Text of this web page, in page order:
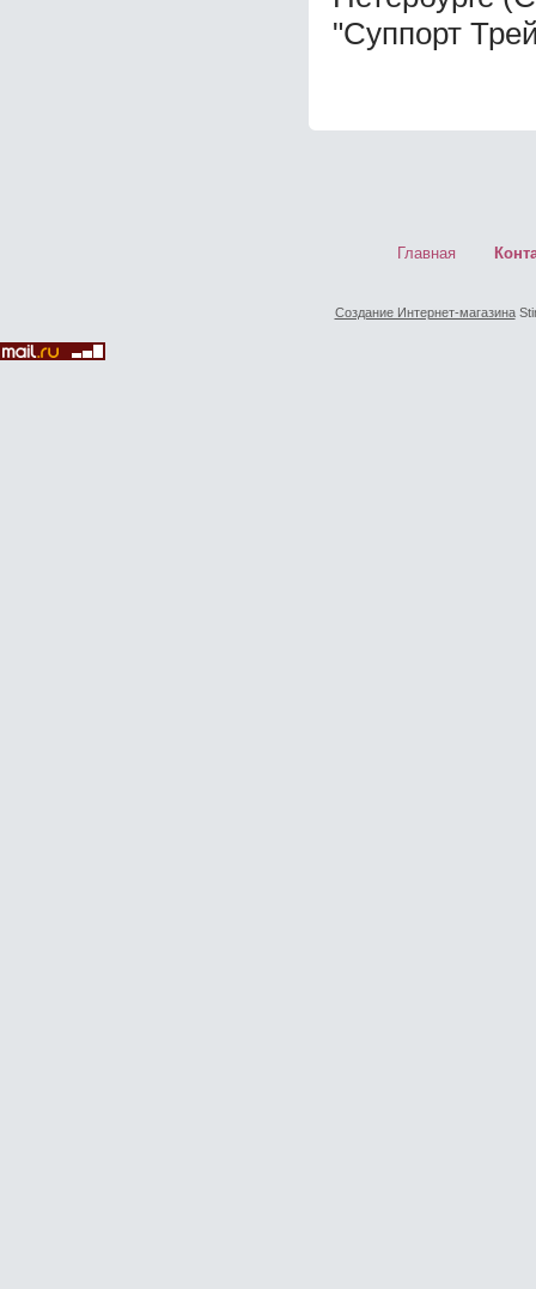
"Суппорт
Главная
Создание Интернет-магазина